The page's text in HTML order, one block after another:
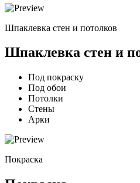
Шпаклевка стен и потолков
Шпаклевка стен и
Под покраску
Под обои
Потолки
Стены
Арки
Покраска